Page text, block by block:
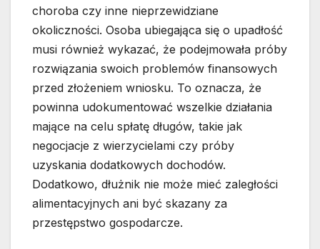
choroba czy inne nieprzewidziane
okoliczności. Osoba ubiegająca się o upadłość
musi również wykazać, że podejmowała próby
rozwiązania swoich problemów finansowych
przed złożeniem wniosku. To oznacza, że
powinna udokumentować wszelkie działania
mające na celu spłatę długów, takie jak
negocjacje z wierzycielami czy próby
uzyskania dodatkowych dochodów.
Dodatkowo, dłużnik nie może mieć zaległości
alimentacyjnych ani być skazany za
przestępstwo gospodarcze.